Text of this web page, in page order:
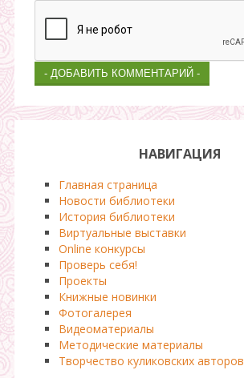
НАВИГАЦИЯ
Главная страница
Новости библиотеки
История библиотеки
Виртуальные выставки
Online конкурсы
Проверь себя!
Проекты
Книжные новинки
Фотогалерея
Видеоматериалы
Методические материалы
Творчество куликовских авторов